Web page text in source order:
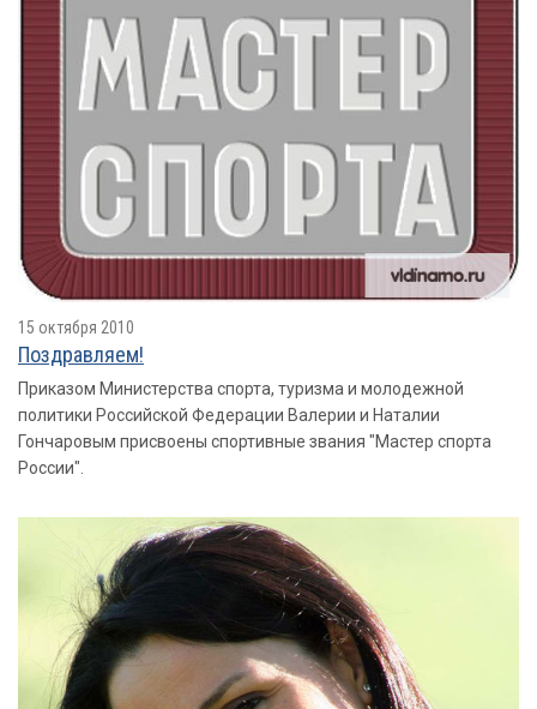
15 октября 2010
Поздравляем!
Приказом Министерства спорта, туризма и молодежной
политики Российской Федерации Валерии и Наталии
Гончаровым присвоены спортивные звания "Мастер спорта
России".